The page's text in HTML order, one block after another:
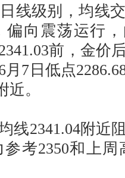
级别，均线交
偏向震荡运行
前，金价
7日低点
近。
2341.04附近
考2350和上周